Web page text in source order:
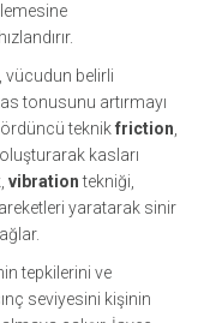
vücudun belirli
tonusunu artırmayı
teknikfriction,
kasları
vibrationtekniği,
yaratarak sinir
tepkilerini ve
seviyesini kişinin